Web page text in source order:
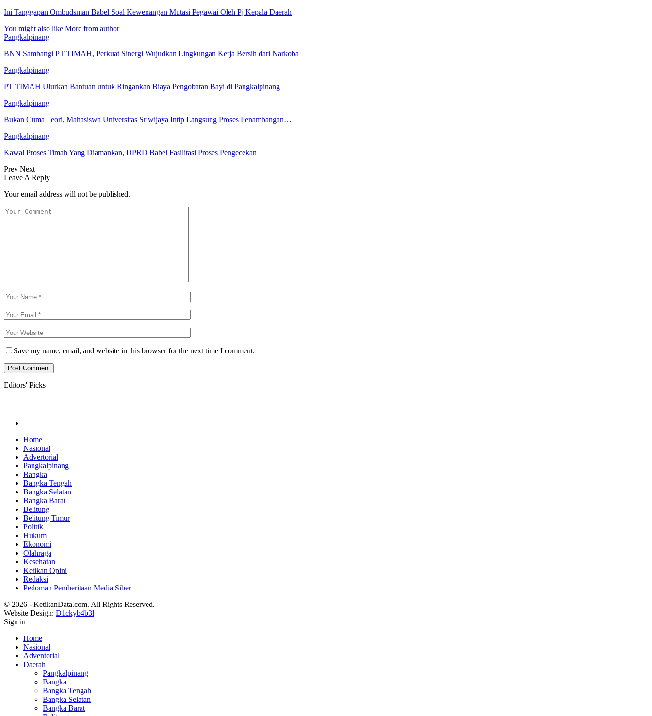
Ini Tanggapan Ombudsman Babel Soal Kewenangan Mutasi Pegawai Oleh Pj Kepala Daerah
You might also like More from author
Pangkalpinang
BNN Sambangi PT TIMAH, Perkuat Sinergi Wujudkan Lingkungan Kerja Bersih dari Narkoba
Pangkalpinang
PT TIMAH Ulurkan Bantuan untuk Ringankan Biaya Pengobatan Bayi di Pangkalpinang
Pangkalpinang
Bukan Cuma Teori, Mahasiswa Universitas Sriwijaya Intip Langsung Proses Penambangan…
Pangkalpinang
Kawal Proses Timah Yang Diamankan, DPRD Babel Fasilitasi Proses Pengecekan
Prev Next
Leave A Reply
Your email address will not be published.
Save my name, email, and website in this browser for the next time I comment.
Editors' Picks
Home
Nasional
Advertorial
Pangkalpinang
Bangka
Bangka Tengah
Bangka Selatan
Bangka Barat
Belitung
Belitung Timur
Politik
Hukum
Ekonomi
Olahraga
Kesehatan
Ketikan Opini
Redaksi
Pedoman Pemberitaan Media Siber
© 2026 - KetikanData.com. All Rights Reserved.
Website Design: D1ckyb4b3l
Sign in
Home
Nasional
Adventorial
Daerah
Pangkalpinang
Bangka
Bangka Tengah
Bangka Selatan
Bangka Barat